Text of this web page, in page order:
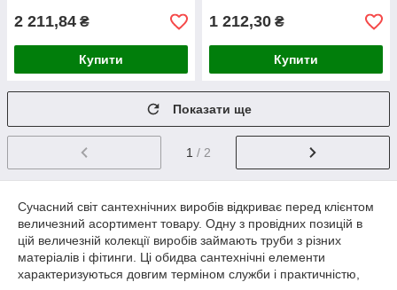
2 211,84 ₴
Купити
1 212,30 ₴
Купити
Показати ще
1 / 2
Сучасний світ сантехнічних виробів відкриває перед клієнтом
величезний асортимент товару. Одну з провідних позицій в
цій величезній колекції виробів займають труби з різних
матеріалів і фітинги. Ці обидва сантехнічні елементи
характеризуються довгим терміном служби і практичністю,